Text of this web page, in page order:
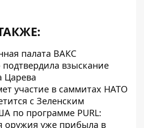
палата ВАКС
взыскание
Царева
участие в саммитах НАТО
с Зеленским
по программе PURL:
оружия уже прибыла в